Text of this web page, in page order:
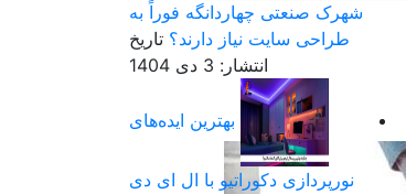
شهرک صنعتی چهاردانگه فوراً به
طراحی سایت نیاز دارند؟ تاریخ
انتشار: 3 دی 1404
بهترین ایده‌های
نورپردازی دکوراتیو با ال ای دی